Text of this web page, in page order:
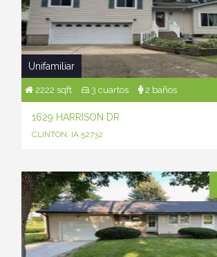
Unifamiliar
2222 sqft 3 cuartos 2 baños
1629 HARRISON DR
CLINTON, IA 52732